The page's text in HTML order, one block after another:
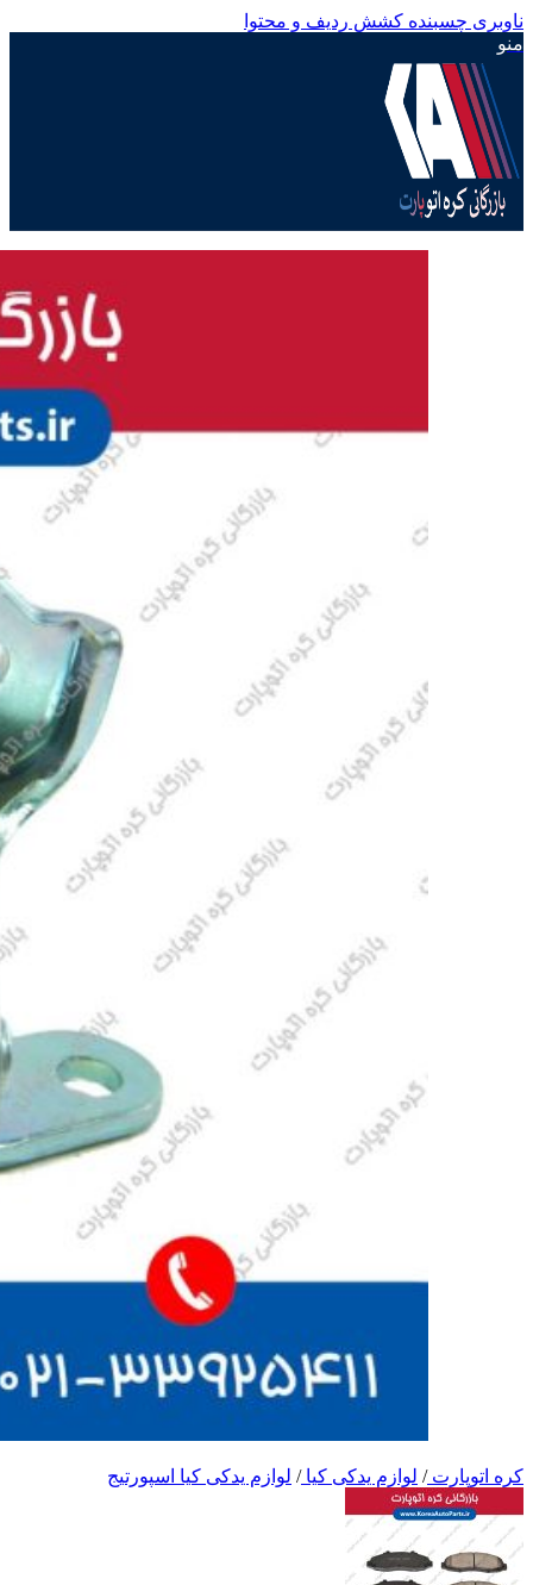
ناوبری چسبنده کشش ردیف و محتوا
منو
کره اتوپارت/ لوازم یدکی کیا/ لوازم یدکی کیا اسپورتیج